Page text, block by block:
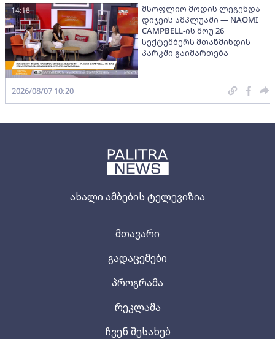
ახალი ამბების ტელევიზია
მთავარი
გადაცემები
პროგრამა
რეკლამა
ჩვენ შესახებ
მსოფლიო მოდის ლეგენდა
დიჯეის ამპლუაში — NAOMI
CAMPBELL-ის შოუ 26
სექტემბერს მთაწმინდის
პარკში გაიმართება
14:18
2026/08/07 10:20